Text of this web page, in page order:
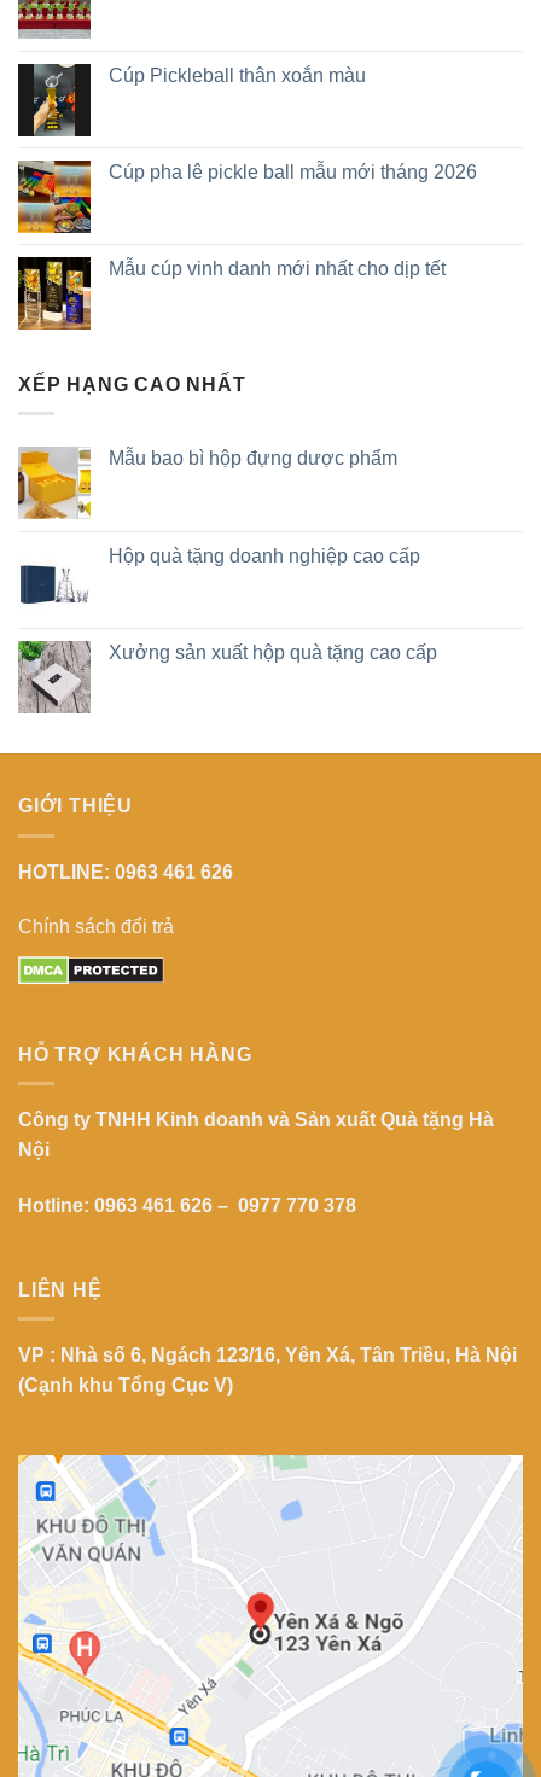
Cúp Pickleball thân xoắn màu
Cúp pha lê pickle ball mẫu mới tháng 2026
Mẫu cúp vinh danh mới nhất cho dịp tết
XẾP HẠNG CAO NHẤT
Mẫu bao bì hộp đựng dược phẩm
Hộp quà tặng doanh nghiệp cao cấp
Xưởng sản xuất hộp quà tặng cao cấp
GIỚI THIỆU
HOTLINE: 0963 461 626
Chính sách đổi trả
HỖ TRỢ KHÁCH HÀNG
Công ty TNHH Kinh doanh và Sản xuất Quà tặng Hà
Nội
Hotline: 0963 461 626 – 0977 770 378
LIÊN HỆ
VP : Nhà số 6, Ngách 123/16, Yên Xá, Tân Triều, Hà Nội
(Cạnh khu Tổng Cục V)